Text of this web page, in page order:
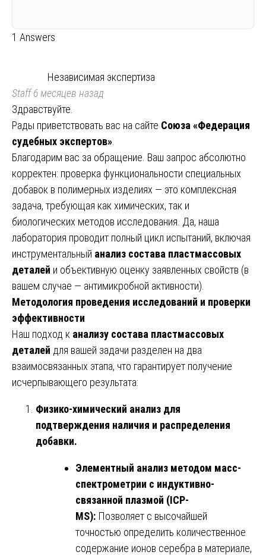
1 Answers
Независимая экспертиза
Staff6 месяцев назад
Здравствуйте.
Рады приветствовать вас на сайте Союза «Федерация
судебных экспертов»
Благодарим вас за обращение. Ваш запрос абсолютно
корректен: проверка функциональности специальных
добавок в полимерных изделиях — это комплексная
задача, требующая как химических, так и
биологических методов исследования. Да, наша
лаборатория проводит полный цикл испытаний, включая
инструментальный анализ состава пластмассовых
деталей и объективную оценку заявленных свойств (в
вашем случае — антимикробной активности).
Методология проведения исследований и проверки
эффективности
Наш подход к анализу состава пластмассовых
деталей для вашей задачи разделен на два
взаимосвязанных этапа, что гарантирует получение
исчерпывающего результата:
Физико-химический анализ для
подтверждения наличия и распределения
добавки.
Элементный анализ методом масс-
спектрометрии с индуктивно-
связанной плазмой (ICP-
MS): Позволяет с высочайшей
точностью определить количественное
содержание ионов серебра в материале,